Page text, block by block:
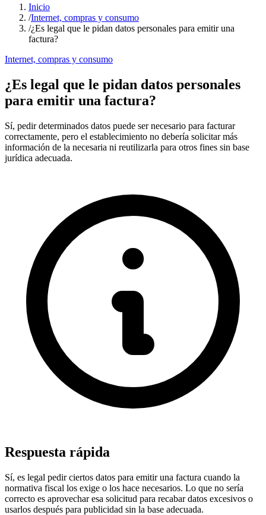
Inicio
/Internet, compras y consumo
/¿Es legal que le pidan datos personales para emitir una
factura?
Internet, compras y consumo
¿Es legal que le pidan datos personales
para emitir una factura?
Sí, pedir determinados datos puede ser necesario para facturar
correctamente, pero el establecimiento no debería solicitar más
información de la necesaria ni reutilizarla para otros fines sin base
jurídica adecuada.
Respuesta rápida
Sí, es legal pedir ciertos datos para emitir una factura cuando la
normativa fiscal los exige o los hace necesarios. Lo que no sería
correcto es aprovechar esa solicitud para recabar datos excesivos o
usarlos después para publicidad sin la base adecuada.